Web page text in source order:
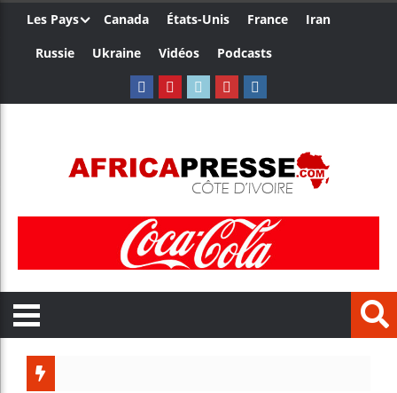
Les Pays Canada États-Unis France
Iran
Russie
Ukraine Vidéos Podcasts